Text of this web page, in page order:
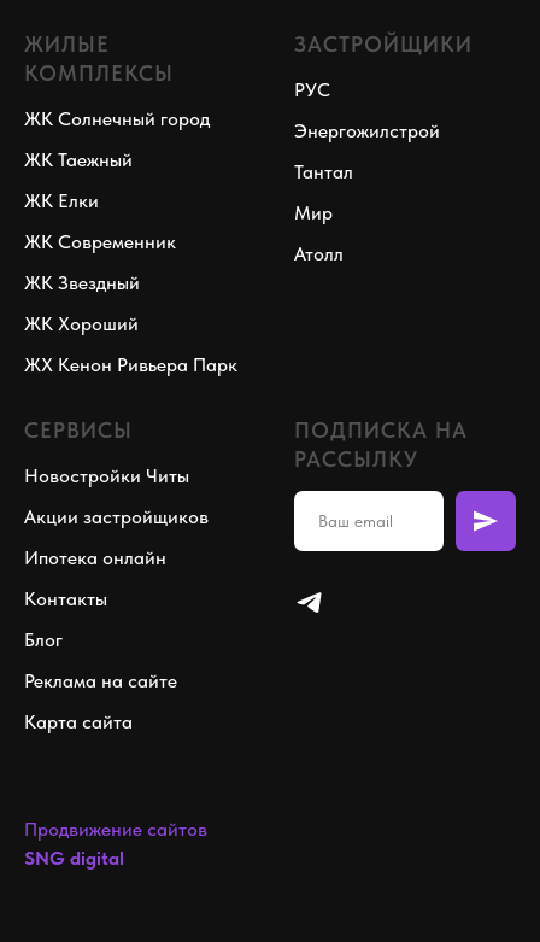
ЖИЛЫЕ
КОМПЛЕКСЫ
ЖК Солнечный город
ЖК Таежный
ЖК Елки
ЖК Современник
ЖК Звездный
ЖК Хороший
ЖХ Кенон Ривьера Парк
ЗАСТРОЙЩИКИ
РУС
Энергожилстрой
Тантал
Мир
Атолл
СЕРВИСЫ
Новостройки Читы
Акции застройщиков
Ипотека онлайн
Контакты
Блог
Реклама на сайте
Карта сайта
ПОДПИСКА НА
РАССЫЛКУ
Продвижение сайтов
SNG digital